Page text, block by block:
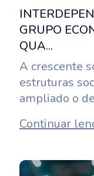
GRUPO
QUA...
A crescente
estruturas
ampliado o
Continuar